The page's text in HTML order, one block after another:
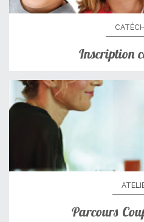
Inscription
Parcours